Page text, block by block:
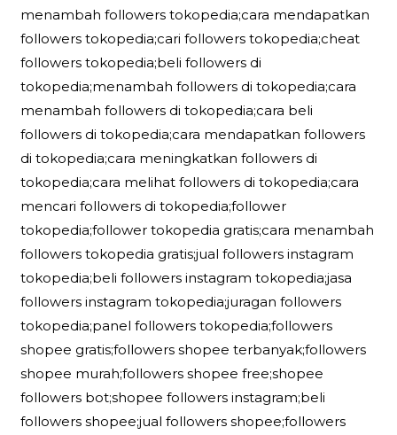
menambah followers tokopedia;cara mendapatkan
followers tokopedia;cari followers tokopedia;cheat
followers tokopedia;beli followers di
tokopedia;menambah followers di tokopedia;cara
menambah followers di tokopedia;cara beli
followers di tokopedia;cara mendapatkan followers
di tokopedia;cara meningkatkan followers di
tokopedia;cara melihat followers di tokopedia;cara
mencari followers di tokopedia;follower
tokopedia;follower tokopedia gratis;cara menambah
followers tokopedia gratis;jual followers instagram
tokopedia;beli followers instagram tokopedia;jasa
followers instagram tokopedia;juragan followers
tokopedia;panel followers tokopedia;followers
shopee gratis;followers shopee terbanyak;followers
shopee murah;followers shopee free;shopee
followers bot;shopee followers instagram;beli
followers shopee;jual followers shopee;followers